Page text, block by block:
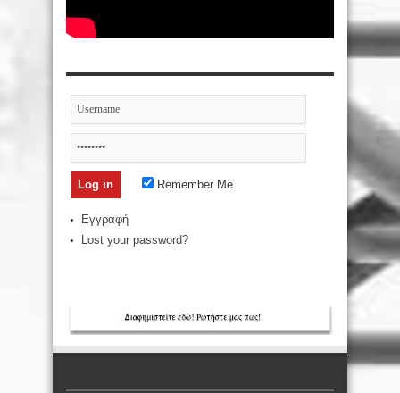
Remember Me
Εγγραφή
Lost your password?